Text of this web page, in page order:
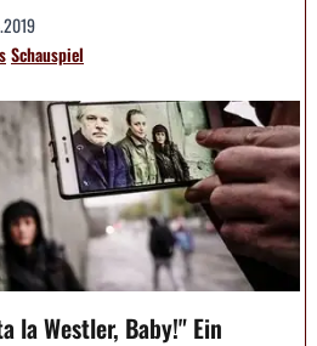
Schauspiel
la Westler, Baby!" Ein